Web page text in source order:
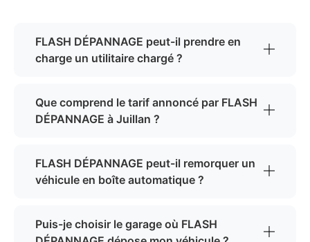
FLASH DÉPANNAGE peut-il prendre en
charge un utilitaire chargé ?
Que comprend le tarif annoncé par FLASH
DÉPANNAGE à Juillan ?
FLASH DÉPANNAGE peut-il remorquer un
véhicule en boîte automatique ?
Puis-je choisir le garage où FLASH